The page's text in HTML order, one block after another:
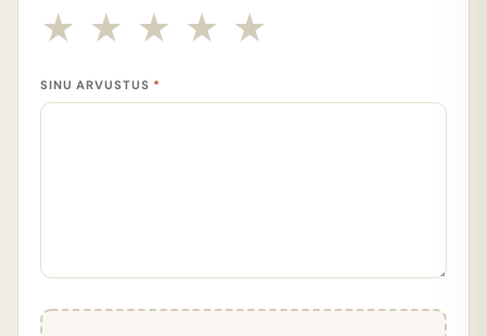
SINU ARVUSTUS *